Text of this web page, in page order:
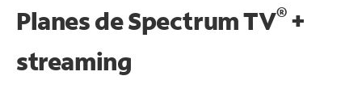
Planes de Spectrum TV®+
streaming